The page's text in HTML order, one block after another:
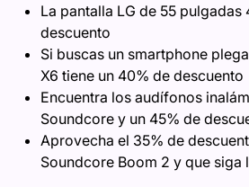
La pantalla LG de 55
descuento
Si buscas un smartphone
X6 tiene un 40% de descuento
Encuentra los audífonos
Soundcore y un 45% de
Aprovecha el 35% de
Soundcore Boom 2 y que siga